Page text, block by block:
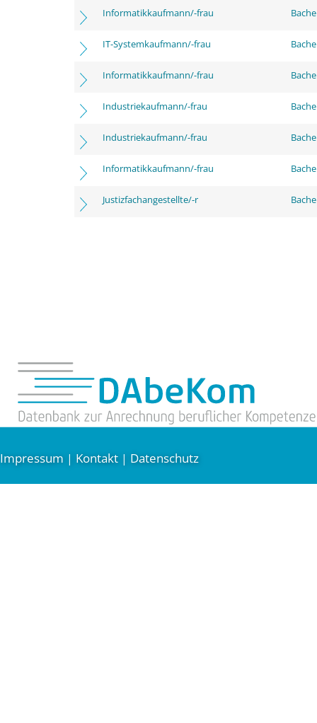
Informatikkaufmann/-frau
IT-Systemkaufmann/-frau
Informatikkaufmann/-frau
Industriekaufmann/-frau
Industriekaufmann/-frau
Informatikkaufmann/-frau
Justizfachangestellte/-r
Impressum | Kontakt | Datenschutz